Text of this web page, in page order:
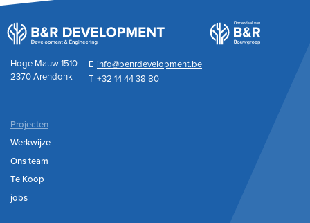
Hoge Mauw 1510
2370 Arendonk
E info@benrdevelopment.be
T +32 14 44 38 80
Projecten
Werkwijze
Ons team
Te Koop
jobs